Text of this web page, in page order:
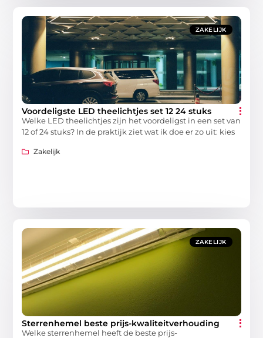
ZAKELIJK
Voordeligste LED theelichtjes set 12 24 stuks
Welke LED theelichtjes zijn het voordeligst in een set van
12 of 24 stuks? In de praktijk ziet wat ik doe er zo uit: kies
Zakelijk
ZAKELIJK
Sterrenhemel beste prijs-kwaliteitverhouding
Welke sterrenhemel heeft de beste prijs-